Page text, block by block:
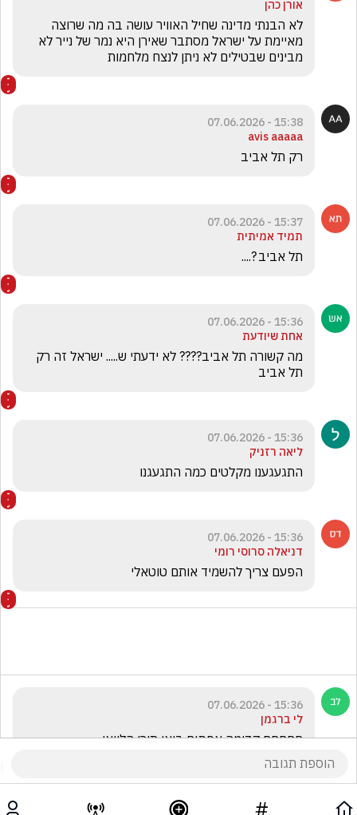
אורן כהן
מבינים שבטילים לא ניתן לנצח מלחמות
15:38 - 07.06.2026
avis aaaaa
רק תל אביב
15:37 - 07.06.2026
תמיד אמיתית
תל אביב ?....
15:36 - 07.06.2026
אחת שיודעת
תל אביב
15:36 - 07.06.2026
ליאה רזניק
התגעגענו מקלטים כמה התגעגנו
15:36 - 07.06.2026
דניאלה סרוסי רומי
הפעם צריך להשמיד אותם טוטאלי
15:36 - 07.06.2026
לי ברגמן
חחחחח קדימה אפסים בואו תירו הלוואי